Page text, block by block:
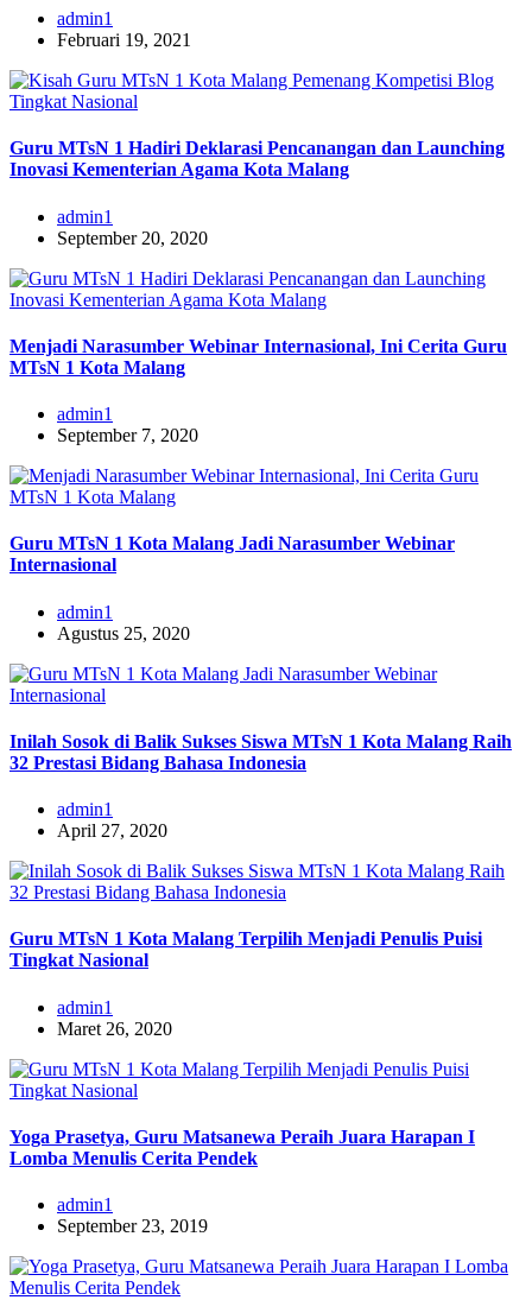
admin1
Februari 19, 2021
Guru MTsN 1 Hadiri Deklarasi Pencanangan dan Launching
Inovasi Kementerian Agama Kota Malang
admin1
September 20, 2020
Menjadi Narasumber Webinar Internasional, Ini Cerita Guru
MTsN 1 Kota Malang
admin1
September 7, 2020
Guru MTsN 1 Kota Malang Jadi Narasumber Webinar
Internasional
admin1
Agustus 25, 2020
Inilah Sosok di Balik Sukses Siswa MTsN 1 Kota Malang Raih
32 Prestasi Bidang Bahasa Indonesia
admin1
April 27, 2020
Guru MTsN 1 Kota Malang Terpilih Menjadi Penulis Puisi
Tingkat Nasional
admin1
Maret 26, 2020
Yoga Prasetya, Guru Matsanewa Peraih Juara Harapan I
Lomba Menulis Cerita Pendek
admin1
September 23, 2019